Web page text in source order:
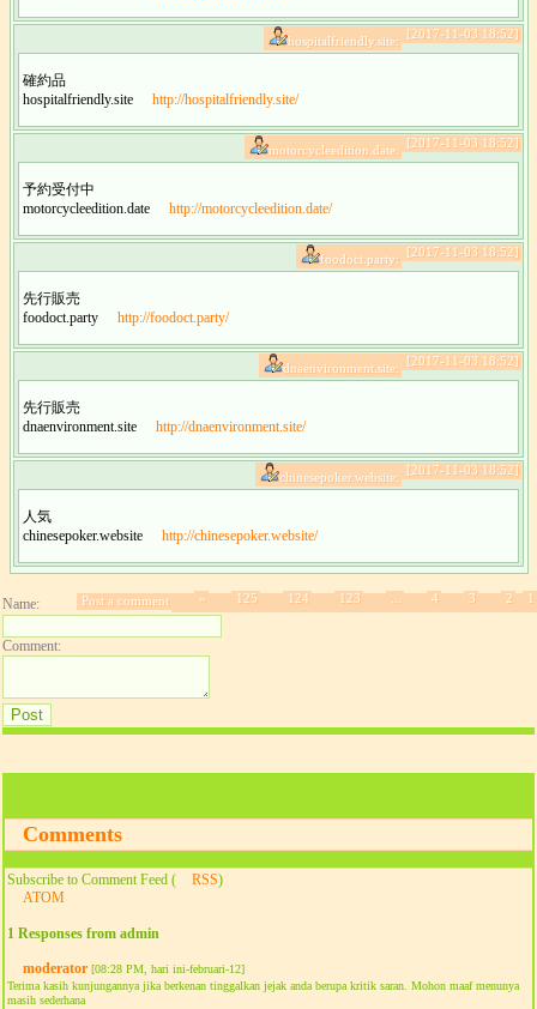
[2017-11-03 18:52]
hospitalfriendly.site:
確約品
hospitalfriendly.site
http://hospitalfriendly.site/
[2017-11-03 18:52]
motorcycleedition.date:
予約受付中
motorcycleedition.date
http://motorcycleedition.date/
[2017-11-03 18:52]
foodoct.party:
先行販売
foodoct.party
http://foodoct.party/
[2017-11-03 18:52]
dnaenvironment.site:
先行販売
dnaenvironment.site
http://dnaenvironment.site/
[2017-11-03 18:52]
chinesepoker.website:
人気
chinesepoker.website
http://chinesepoker.website/
1
2
3
4
123
124
125
»
Post a comment
Name:
Comment:
Comments
Subscribe to Comment Feed ( RSS)
ATOM
1 Responses from admin
moderator [08:28 PM, hari ini-februari-12]
Terima kasih kunjungannya jika berkenan tinggalkan jejak anda berupa kritik saran. Mohon maaf menunya
masih sederhana